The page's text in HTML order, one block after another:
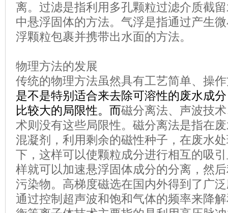
离。过滤是指利用多孔颗粒过滤介质截
中悬浮固体的方法。气浮是指通过产生
浮颗粒包裹并携带出水面的方法。
物理方法的发展
传统的物理方法虽然具有工艺简单、操
是不是特别适合来去除可溶性的废水成
比较大的局限性。而磁分离法、声波技
术则没有这些局限性。磁分离法是指在
混凝剂，利用剩余的磁性种子，在废水
下，这样可以使颗粒成分进行相互的吸
样就可以加速悬浮固体成分的分离，然
污染物。高梯度磁选在国内外得到了广
通过控制超声波和饱和气体的频率来降